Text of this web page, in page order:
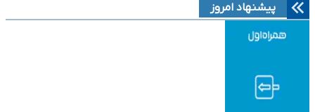
پیشنهاد امروز